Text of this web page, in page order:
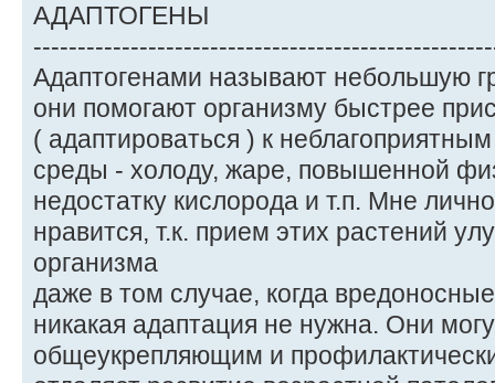
АДАПТОГЕНЫ
Адаптогенами называют небольшую
они помогают организму быстрее
( адаптироваться ) к
среды - холоду, жаре, повышенной
недостатку кислорода и т.п. Мне
нравится, т.к. прием этих растений
организма
даже в том случае, когда
никакая адаптация не нужна. Они
общеукрепляющим и